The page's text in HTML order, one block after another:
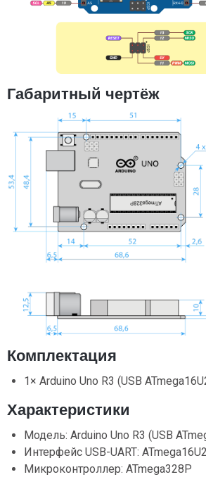
Габаритный чертёж
Комплектация
1× Arduino Uno R3 (USB
Характеристики
Модель: Arduino Uno R3 (USB
Интерфейс USB-UART: ATmega16U2
Микроконтроллер: ATmega328P